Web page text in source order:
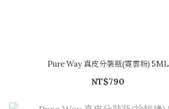
Pure Way 真皮分裝瓶(霓雲粉) 5ML
NT$790